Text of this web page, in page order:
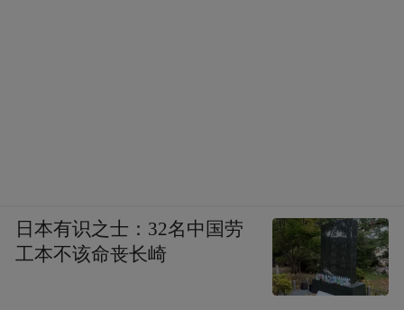
日本有识之士：32名中国劳
工本不该命丧长崎